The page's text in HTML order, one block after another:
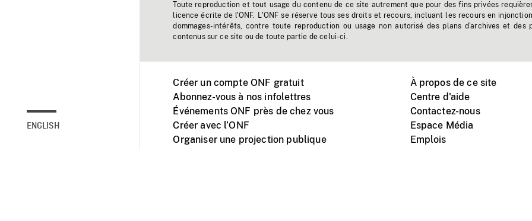
ENGLISH
Toute reproduction et tout usage du contenu de ce site autrement que pour des fins privées
licence écrite de l'ONF. L'ONF se réserve tous ses droits et recours, incluant les recours en
dommages-intérêts, contre toute reproduction ou usage non autorisé des plans d'archives et des
contenus sur ce site ou de toute partie de celui-ci.
Créer un compte ONF gratuit
Abonnez-vous à nos infolettres
Événements ONF près de chez vous
Créer avec l’ONF
Organiser une projection publique
À propos de ce site
Centre d'aide
Contactez-nous
Espace Média
Emplois